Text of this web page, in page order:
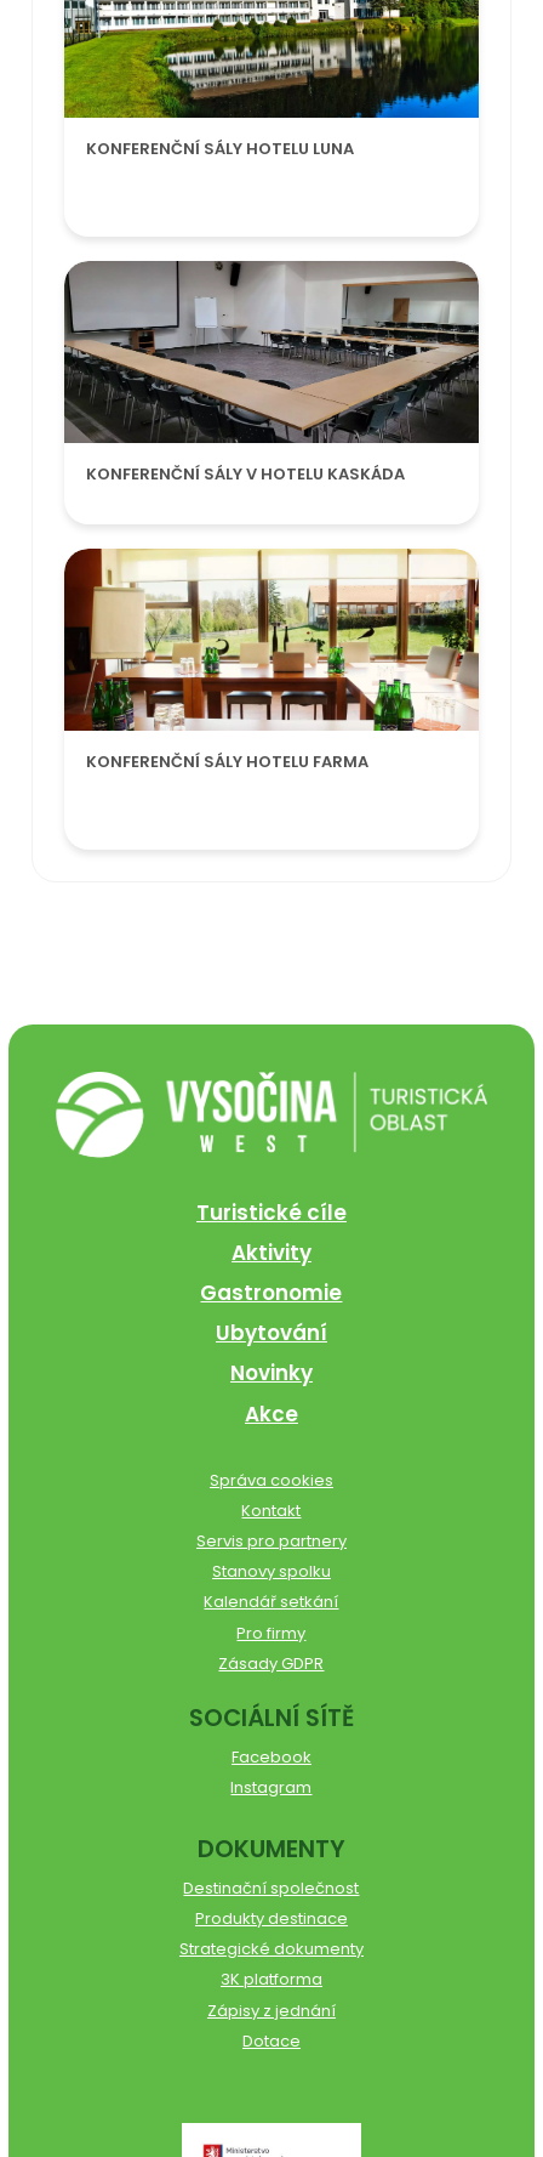
KONFERENČNÍ SÁLY HOTELU LUNA
KONFERENČNÍ SÁLY V HOTELU KASKÁDA
KONFERENČNÍ SÁLY HOTELU FARMA
Turistické cíle
Aktivity
Gastronomie
Ubytování
Novinky
Akce
Správa cookies
Kontakt
Servis pro partnery
Stanovy spolku
Kalendář setkání
Pro firmy
Zásady GDPR
SOCIÁLNÍ SÍTĚ
Facebook
Instagram
DOKUMENTY
Destinační společnost
Produkty destinace
Strategické dokumenty
3K platforma
Zápisy z jednání
Dotace